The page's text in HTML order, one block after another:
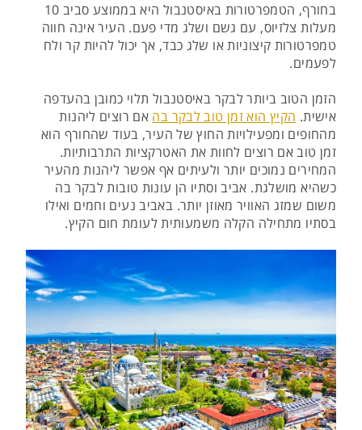
בחורף, הטמפרטורות באיסטנבול היא בממוצע סביב 10
מעלות צלזיוס, עם גשם ושלג מדי פעם. העיר אינה חווה
טמפרטורות קיצוניות או שלג כבד, אך יכול להיות קר ולח
לפעמים.
הזמן הטוב ביותר לבקר באיסטנבול תלוי כמובן בהעדפה
אישית. הקיץ הוא זמן טוב לבקר בה אם רוצים ליהנות
מהחופים ומפעילויות החוץ של העיר, בעוד שהחורף הוא
זמן טוב אם רוצים לחוות את האטרקציות התרבותיות.
המחירים נמוכים יותר ולעיתים אף אפשר ליהנות מהעיר
כשהיא מושלגת. אביב וסתיו הן עונות טובות לבקר בה
משום שמזג האוויר מאוזן יותר. באביב נעים וחמים ואילו
בסתיו מתחילה הקלה משמעותית לעומת חום הקיץ.